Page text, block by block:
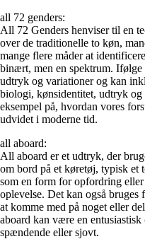
all 72 genders:
All 72 Genders henviser til en
over de traditionelle to køn,
mange flere måder at
binært, men en spektrum. Ifølge
udtryk og variationer og kan
biologi, kønsidentitet, udtryk
eksempel på, hvordan vores
udvidet i moderne tid.
all aboard:
All aboard er et udtryk, der
om bord på et køretøj, typisk et
som en form for opfordring
oplevelse. Det kan også
at komme med på noget eller
aboard kan være en
spændende eller sjovt.